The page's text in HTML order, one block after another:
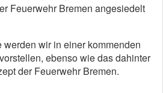
Feuerwehr Bremen angesiedelt
wir in einer kommenden
ebenso wie das dahinter
der Feuerwehr Bremen.